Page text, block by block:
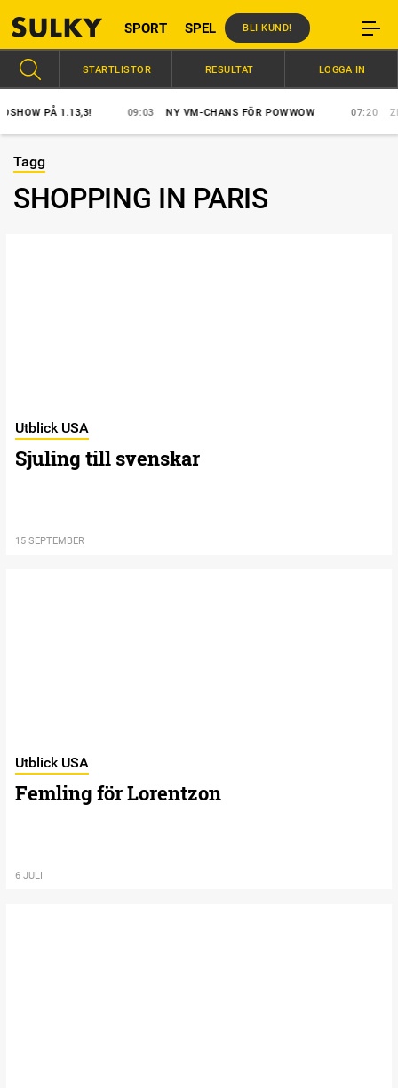
SPORT SPEL BLI KUND!
PÅ 1.13,3! 09:03 NY VM-CHANS FÖR POWWOW 07:20
STARTLISTOR RESULTAT LOGGA IN
Tagg
SHOPPING IN PARIS
Utblick USA
Sjuling till svenskar
15 SEPTEMBER
Utblick USA
Femling för Lorentzon
6 JULI